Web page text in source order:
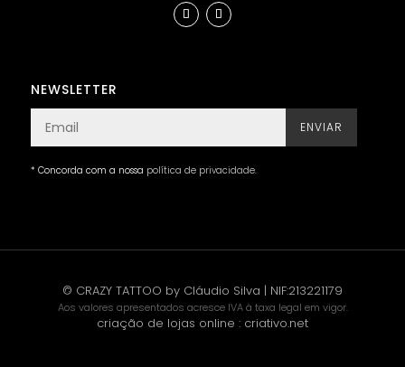
NEWSLETTER
ENVIAR
* Concorda com a nossa política de privacidade.
© CRAZY TATTOO by Cláudio Silva | NIF:213221179
Aos valores apresentados acresce IVA à taxa legal em vigor.
criação de lojas online : criativo.net